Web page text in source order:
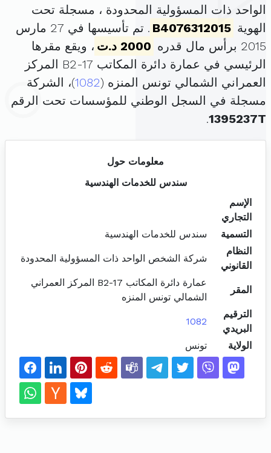
الواحد ذات المسؤولية المحدودة ، مسجلة تحت
الهوية B4076312015
. تم تأسيسها في 27 مارس
2015 برأس مال قدره
2000 د.ت
، ويقع مقرها
الرئيسي في عمارة دائرة المكاتب B2-17 المركز
العمراني الشمالي تونس المنزه (1082)، الشركة
مسجلة في السجل الوطني للمؤسسات تحت الرقم
1395237T
.
معلومات حول
سندس للخدمات الهندسية
الإسم
التجاري
التسمية
سندس للخدمات الهندسية
النظام
القانوني
شركة الشخص الواحد ذات المسؤولية المحدودة
المقر
عمارة دائرة المكاتب B2-17 المركز العمراني
الشمالي تونس المنزه
الترقيم
البريدي
1082
الولاية تونس